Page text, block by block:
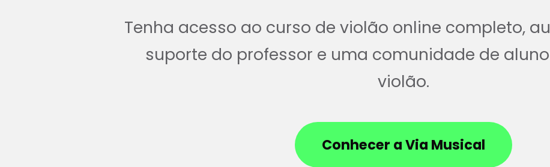
Tenha acesso ao curso de violão online completo,
suporte do professor e uma comunidade de
violão.
Conhecer a Via Musical